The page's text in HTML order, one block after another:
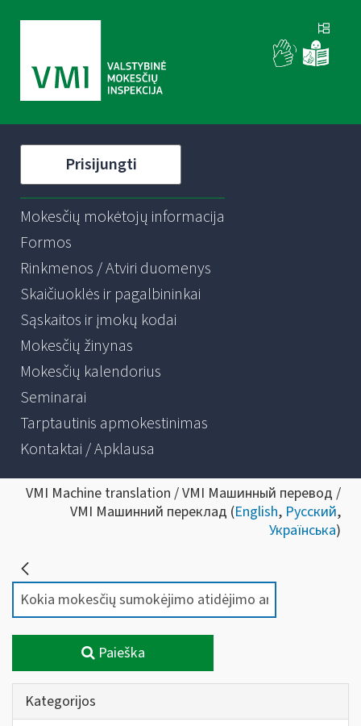
Prisijungti
Mokesčių mokėtojų informacija
Formos
Rinkmenos / Atviri duomenys
Skaičiuoklės ir pagalbininkai
Sąskaitos ir įmokų kodai
Mokesčių žinynas
Mokesčių kalendorius
Seminarai
Tarptautinis apmokestinimas
Kontaktai / Apklausa
VMI Machine translation / VMI Машинный перевод /
VMI Машинний переклад (English, Русский,
Українська)
Paieška
Kategorijos